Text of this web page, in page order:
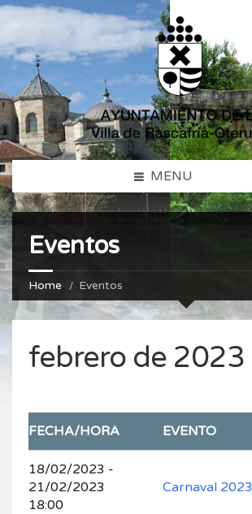
MENU
Eventos
Home Eventos
febrero de 2023
FECHA/HORA EVENTO
18/02/2023 -
21/02/2023
18:00
Carnaval 2023